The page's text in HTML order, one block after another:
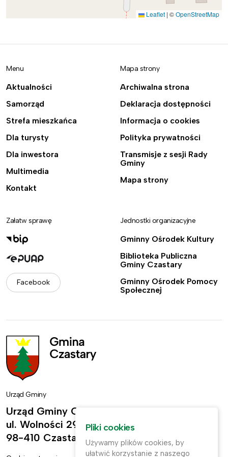
Leaflet | ©OpenStreetMap
Menu
Aktualności
Samorząd
Strefa mieszkańca
Dla turysty
Dla inwestora
Multimedia
Kontakt
Mapa strony
Archiwalna strona
Deklaracja dostępności
Informacja o cookies
Polityka prywatności
Transmisje z sesji Rady
Gminy
Mapa strony
Załatw sprawę
Facebook
Jednostki organizacyjne
Gminny Ośrodek Kultury
Biblioteka Publiczna
Gminy Czastary
Gminny Ośrodek Pomocy
Społecznej
Urząd Gminy
Urząd Gminy Czastary
ul. Wolności 29,
98-410 Czastary
Pliki cookies
Używamy plików cookies, by
ułatwić korzystanie z naszego